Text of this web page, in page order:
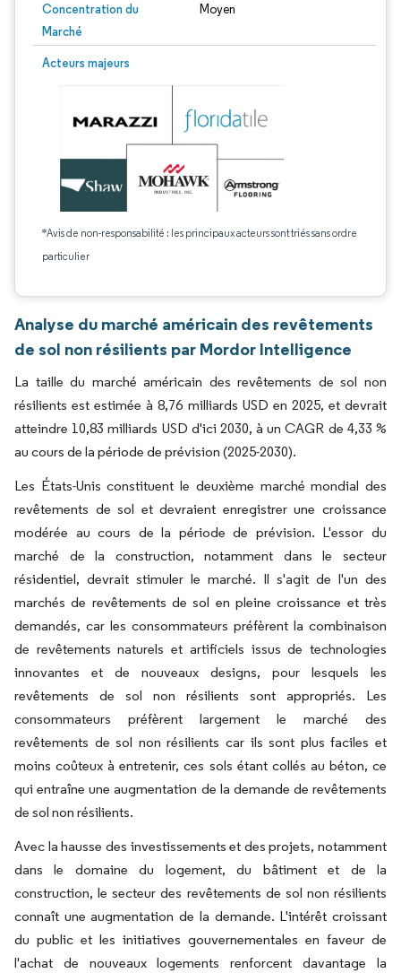
Concentration du
Marché
Moyen
Acteurs majeurs
*Avis de non-responsabilité : les principaux acteurs sont triés sans ordre
particulier
Analyse du marché américain des revêtements
de sol non résilients par Mordor Intelligence
La taille du marché américain des revêtements de sol non
résilients est estimée à 8,76 milliards USD en 2025, et devrait
atteindre 10,83 milliards USD d'ici 2030, à un CAGR de 4,33 %
au cours de la période de prévision (2025-2030).
Les États-Unis constituent le deuxième marché mondial des
revêtements de sol et devraient enregistrer une croissance
modérée au cours de la période de prévision. L'essor du
marché de la construction, notamment dans le secteur
résidentiel, devrait stimuler le marché. Il s'agit de l'un des
marchés de revêtements de sol en pleine croissance et très
demandés, car les consommateurs préfèrent la combinaison
de revêtements naturels et artificiels issus de technologies
innovantes et de nouveaux designs, pour lesquels les
revêtements de sol non résilients sont appropriés. Les
consommateurs préfèrent largement le marché des
revêtements de sol non résilients car ils sont plus faciles et
moins coûteux à entretenir, ces sols étant collés au béton, ce
qui entraîne une augmentation de la demande de revêtements
de sol non résilients.
Avec la hausse des investissements et des projets, notamment
dans le domaine du logement, du bâtiment et de la
construction, le secteur des revêtements de sol non résilients
connaît une augmentation de la demande. L'intérêt croissant
du public et les initiatives gouvernementales en faveur de
l'achat de nouveaux logements renforcent davantage la